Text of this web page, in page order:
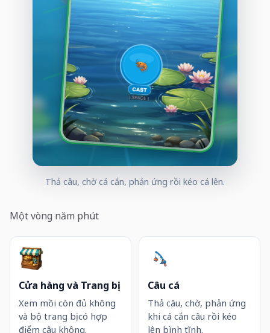
Thả câu, chờ cá cắn, phản ứng rồi kéo cá lên.
Một vòng năm phút
Cửa hàng và Trang bị
Xem mồi còn đủ không
và bộ trang bị có hợp
điểm câu không.
Câu cá
Thả câu, chờ, phản ứng
khi cá cắn câu rồi kéo
lên bình tĩnh.